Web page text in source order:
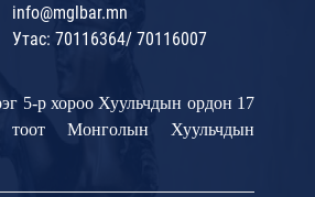
info@mglbar.mn
Утас: 70116364/ 70116007
5-р хороо Хуульчдын ордон 17
тоот Монголын Хуульчдын